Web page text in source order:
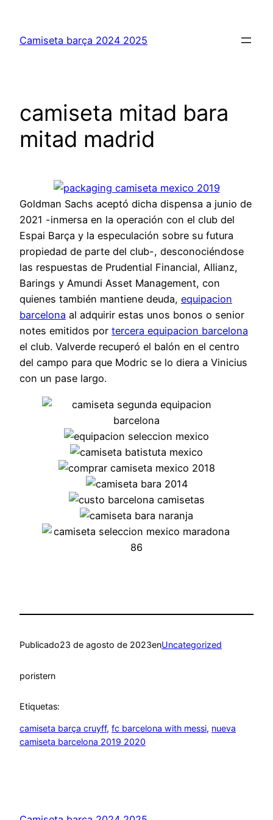
contenido
Camiseta barça 2024 2025
camiseta mitad bara
mitad madrid
Goldman Sachs aceptó dicha dispensa a junio de
2021 -inmersa en la operación con el club del
Espai Barça y la especulación sobre su futura
propiedad de parte del club-, desconociéndose
las respuestas de Prudential Financial, Allianz,
Barings y Amundi Asset Management, con
quienes también mantiene deuda, equipacion
barcelona al adquirir estas unos bonos o senior
notes emitidos por tercera equipacion barcelona
el club. Valverde recuperó el balón en el centro
del campo para que Modric se lo diera a Vinicius
con un pase largo.
Publicado23 de agosto de 2023enUncategorized
poristern
Etiquetas:
camiseta barça cruyff, fc barcelona with messi, nueva
camiseta barcelona 2019 2020